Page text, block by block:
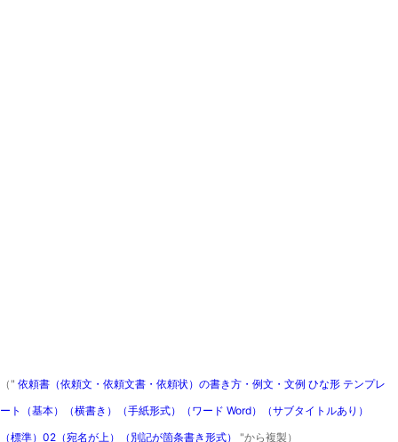
（" 依頼書（依頼文・依頼文書・依頼状）の書き方・例文・文例 ひな形 テンプレ
ート（基本）（横書き）（手紙形式）（ワード Word）（サブタイトルあり）
（標準）02（宛名が上）（別記が箇条書き形式） "から複製）